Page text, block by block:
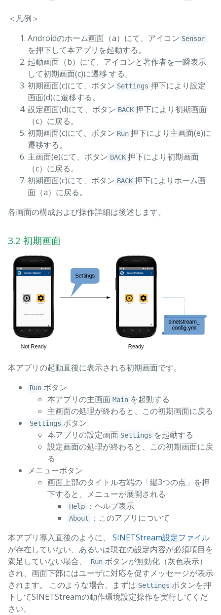
＜凡例＞
Androidのホーム画面（a）にて、アイコン Sensor
を押下して本アプリを起動する。
起動画面（b）にて、アイコンと著作者を一瞬表示
して初期画面(c)に遷移 する。
初期画面(c)にて、ボタン Settings 押下により設定
画面(d)に遷移する。
設定画面(d)にて、ボタン BACK 押下により初期画面
（c）に戻る。
初期画面(c)にて、ボタン Run 押下により主画面(e)に
遷移する。
主画面(e)にて、ボタン BACK 押下により初期画面
（c）に戻る。
初期画面(c)にて、ボタン BACK 押下によりホーム画
面（a）に戻る。
各画面の構成および操作詳細は後述します。
3.2 初期画面
本アプリの起動直後に表示される初期画面です。
Run ボタン
本アプリの主画面 Main を起動する
主画面の処理が終わると、この初期画面に戻る
Settings ボタン
本アプリの設定画面 Settings を起動する
設定画面の処理が終わると、この初期画面に戻
る
メニューボタン
画面上部のタイトル右端の「縦3つの点」を押
下すると、メニューが展開される
Help ：ヘルプ表示
About
：このアプリについて
本アプリ導入直後のように、 SINETStream設定ファイル
が存在していない、あるいは現在の設定内容が必須項目を
満足していない場合、
Run ボタンが無効化（灰色表示）
され、画面下部にはユーザに対応を促すメッセージが表示
されます。 このような場合、まずは Settings ボタンを押
下してSINETStreamの動作環境設定操作を実行してくだ
さい。